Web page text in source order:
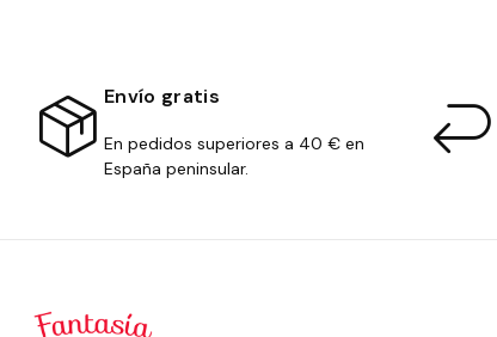
Envío gratis
En pedidos superiores a 40 € en
España peninsular.